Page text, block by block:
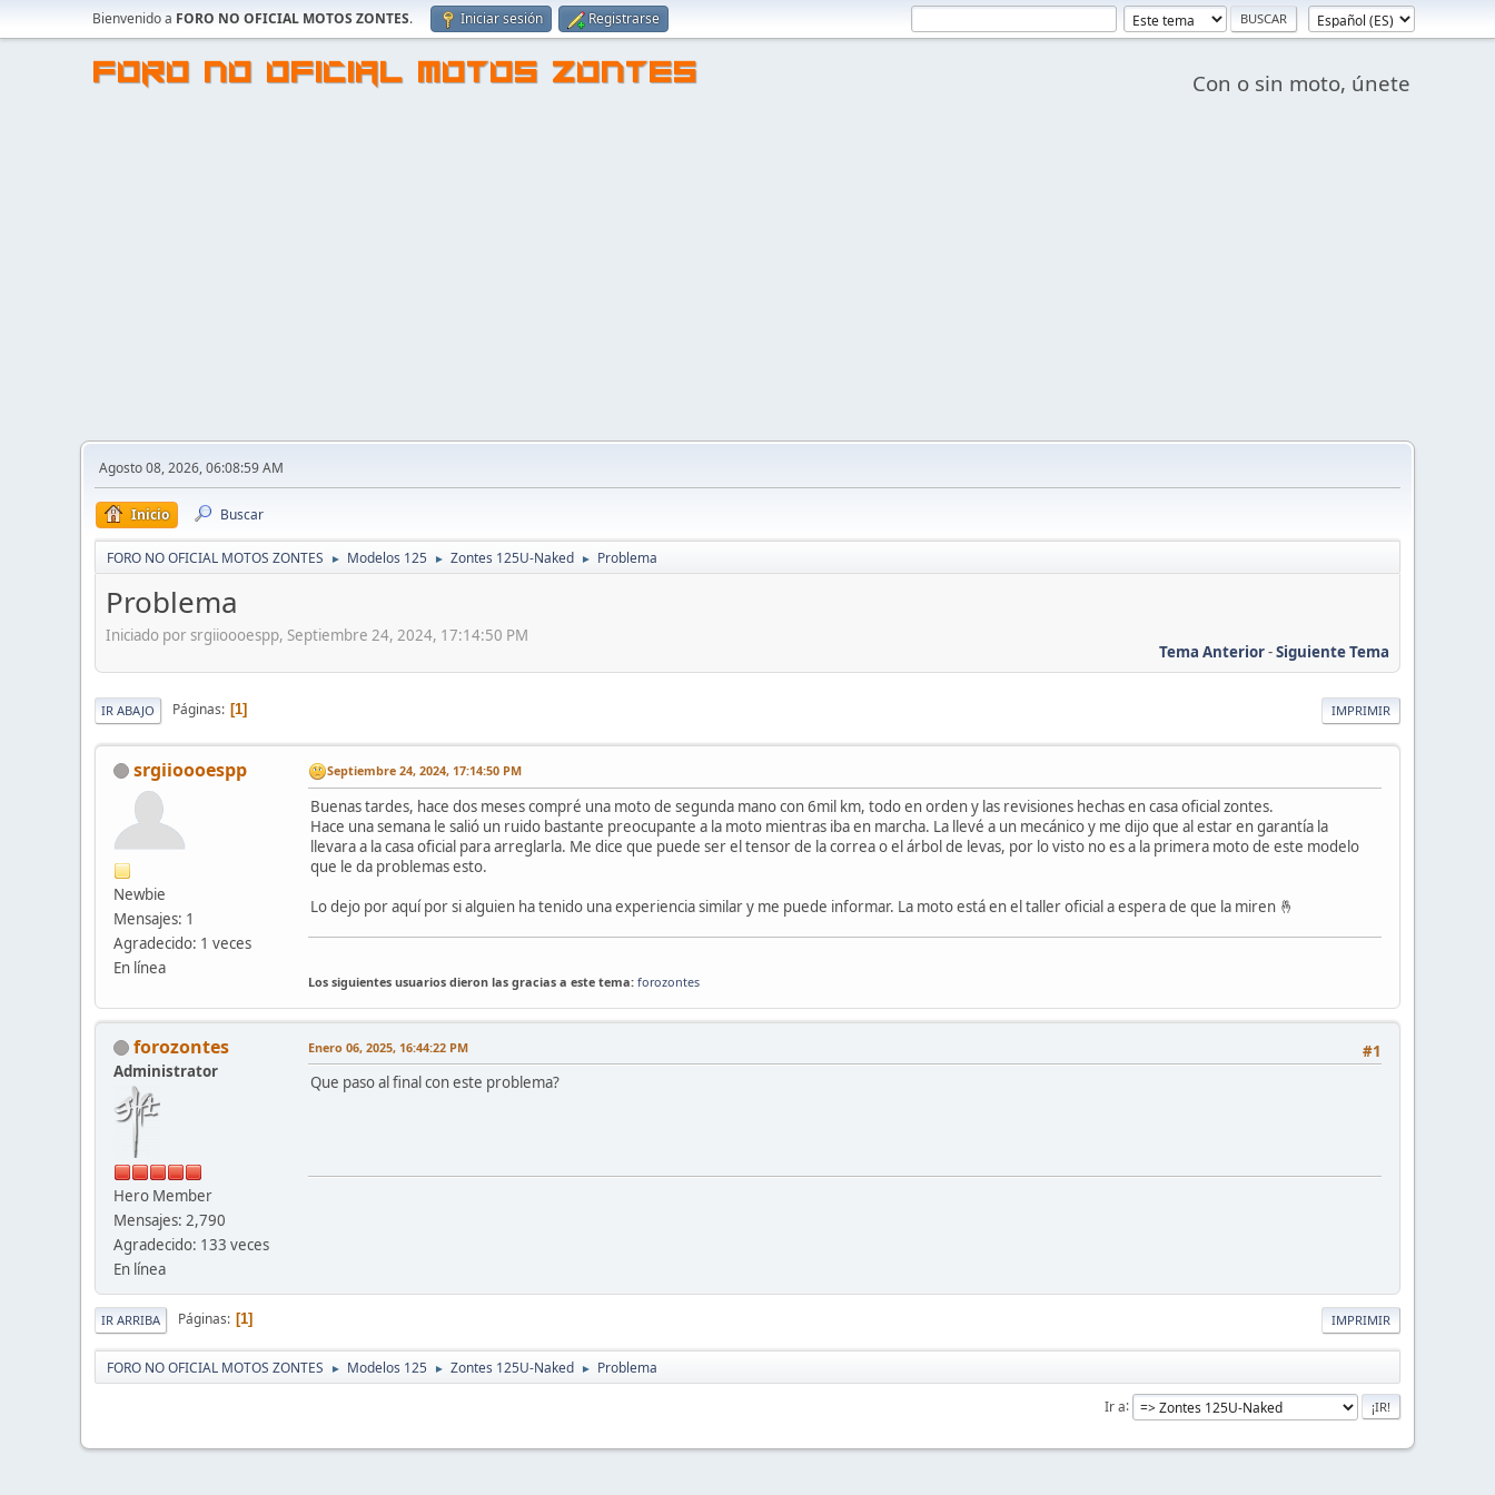
Bienvenido a FORO NO OFICIAL MOTOS ZONTES. Iniciar sesión Registrarse
FORO NO OFICIAL MOTOS ZONTES Con o sin moto, únete
Agosto 08, 2026, 06:08:59 AM
Inicio Buscar
FORO NO OFICIAL MOTOS ZONTES ► Modelos 125 ► Zontes 125U-Naked ► Problema
Problema
Iniciado por srgiioooespp, Septiembre 24, 2024, 17:14:50 PM
Tema Anterior-Siguiente Tema
IMPRIMIR
IR ABAJO Páginas 1
srgiioooespp
Newbie
Mensajes: 1
Agradecido: 1 veces
En línea
Septiembre 24, 2024, 17:14:50 PM
Buenas tardes, hace dos meses compré una moto de segunda mano con 6mil km, todo en orden y las revisiones hechas en casa oficial zontes.
Hace una semana le salió un ruido bastante preocupante a la moto mientras iba en marcha. La llevé a un mecánico y me dijo que al estar en garantía la
llevara a la casa oficial para arreglarla. Me dice que puede ser el tensor de la correa o el árbol de levas, por lo visto no es a la primera moto de este modelo
que le da problemas esto.
Lo dejo por aquí por si alguien ha tenido una experiencia similar y me puede informar. La moto está en el taller oficial a espera de que la miren 🤞
Los siguientes usuarios dieron las gracias a este tema: forozontes
forozontes
Administrator
Hero Member
Mensajes: 2,790
Agradecido: 133 veces
En línea
#1
Enero 06, 2025, 16:44:22 PM
Que paso al final con este problema?
IMPRIMIR
IR ARRIBA Páginas 1
FORO NO OFICIAL MOTOS ZONTES ► Modelos 125 ► Zontes 125U-Naked ► Problema
Ir a